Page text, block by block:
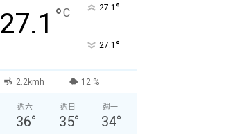
27.1 °C 27.1 °
27.1 °
2.2kmh 12 %
週六
36°
週日
35°
週一
34°